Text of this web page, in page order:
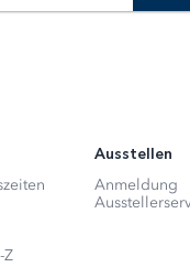
Z
Ausstellen
Anmeldung